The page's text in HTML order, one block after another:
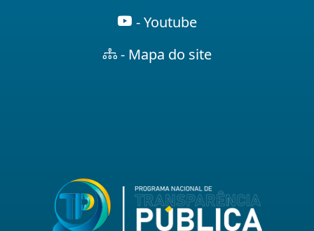
- Youtube
- Mapa do site